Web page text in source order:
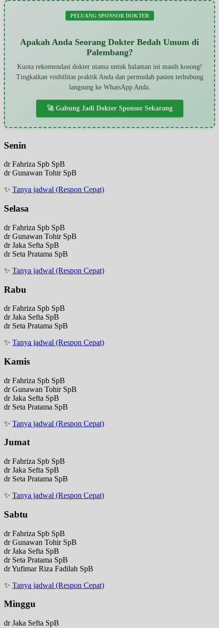
PELUANG SPONSOR DOKTER
Apakah Anda Seorang Dokter Bedah Umum di
Palembang?
Kuota rekomendasi dokter utama untuk halaman ini masih kosong!
Tingkatkan visibilitas praktik Anda dan permudah pasien terhubung
langsung ke WhatsApp Anda.
🚀 Gabung Jadi Dokter Sponsor Sekarang
Senin
dr Fahriza Spb SpB
dr Gunawan Tohir SpB
✨ Tanya jadwal (Respon Cepat)
Selasa
dr Fahriza Spb SpB
dr Gunawan Tohir SpB
dr Jaka Sefta SpB
dr Seta Pratama SpB
✨ Tanya jadwal (Respon Cepat)
Rabu
dr Fahriza Spb SpB
dr Jaka Sefta SpB
dr Seta Pratama SpB
✨ Tanya jadwal (Respon Cepat)
Kamis
dr Fahriza Spb SpB
dr Gunawan Tohir SpB
dr Jaka Sefta SpB
dr Seta Pratama SpB
✨ Tanya jadwal (Respon Cepat)
Jumat
dr Fahriza Spb SpB
dr Jaka Sefta SpB
dr Seta Pratama SpB
✨ Tanya jadwal (Respon Cepat)
Sabtu
dr Fahriza Spb SpB
dr Gunawan Tohir SpB
dr Jaka Sefta SpB
dr Seta Pratama SpB
dr Yufimar Riza Fadilah SpB
✨ Tanya jadwal (Respon Cepat)
Minggu
dr Jaka Sefta SpB